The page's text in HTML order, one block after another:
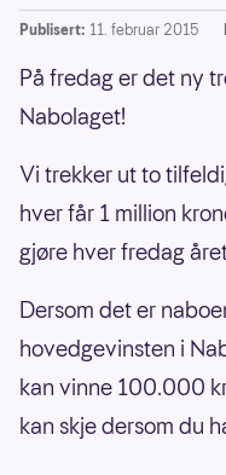
Publisert: 11. februar 2015
På fredag er det ny
Nabolaget!
Vi trekker ut to
hver får 1 million
gjøre hver fredag
Dersom det er
hovedgevinsten i
kan vinne 100.000
kan skje dersom du